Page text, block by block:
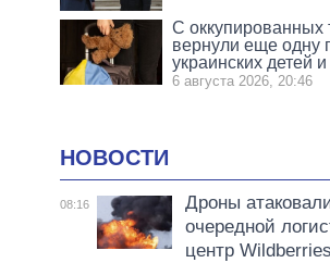
С оккупированных
вернули еще одну
украинских детей
6 августа 2026, 20:46
НОВОСТИ
08:16
Дроны
очередной
центр